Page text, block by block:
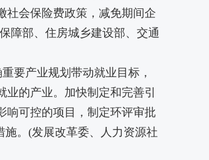
社会保险费政策，减免期间企
障部、住房城乡建设部、交通
要产业规划带动就业目标，
的产业。加快制定和完善引
响可控的项目，制定环评审批
施。(发展改革委、人力资源社